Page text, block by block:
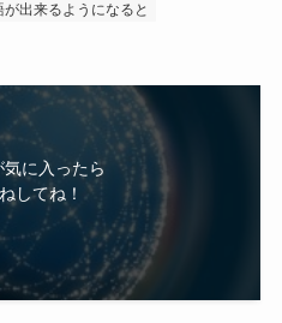
が出来るようになると
気に入ったら
してね！